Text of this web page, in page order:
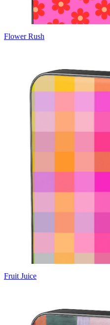
Flower Rush
Fruit Juice